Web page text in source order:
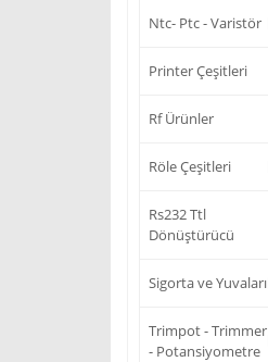
Ntc- Ptc - Varistör
Printer Çeşitleri
Rf Ürünler
Röle Çeşitleri
Rs232 Ttl
Dönüştürücü
Sigorta ve Yuvaları
Trimpot - Trimmer
- Potansiyometre